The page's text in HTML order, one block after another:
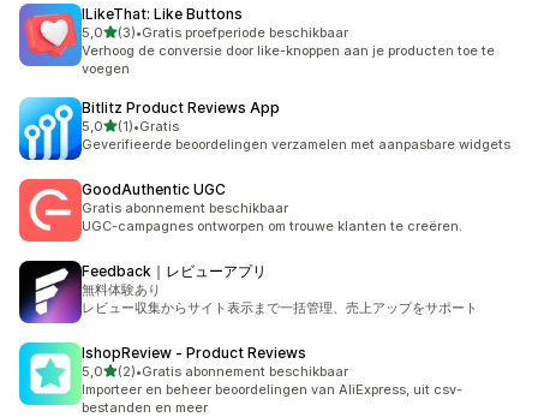
ILikeThat: Like Buttons
5,0van 5 sterren
(3)
3 recensies in totaal
•Gratis proefperiode beschikbaar
Verhoog de conversie door like-knoppen aan je producten toe te
voegen
Bitlitz Product Reviews App
5,0van 5 sterren
(1)
1 recensies in totaal
•Gratis
Geverifieerde beoordelingen verzamelen met aanpasbare widgets
GoodAuthentic UGC
Gratis abonnement beschikbaar
UGC-campagnes ontworpen om trouwe klanten te creëren.
Feedback｜レビューアプリ
無料体験あり
レビュー収集からサイト表示まで一括管理、売上アップをサポート
IshopReview ‑ Product Reviews
5,0van 5 sterren
(2)
2 recensies in totaal
•Gratis abonnement beschikbaar
Importeer en beheer beoordelingen van AliExpress, uit csv-
bestanden en meer